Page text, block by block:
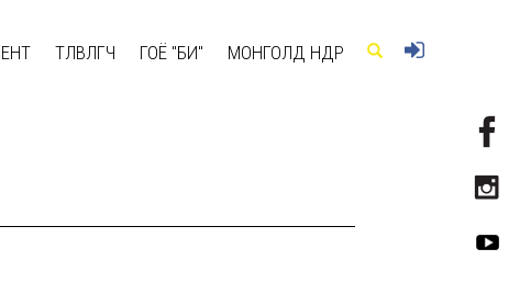
ТӨЛӨВЛӨГЧ ГОЁ "БИ" МОНГОЛД ӨНӨӨДӨР